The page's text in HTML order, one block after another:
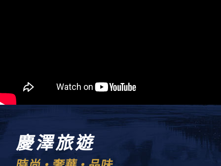
慶澤旅遊